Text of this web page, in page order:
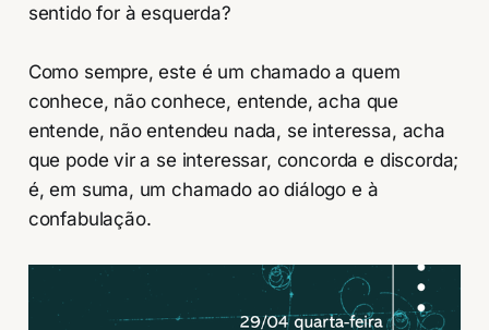
sentido for à esquerda?
Como sempre, este é um chamado a quem
conhece, não conhece, entende, acha que
entende, não entendeu nada, se interessa, acha
que pode vir a se interessar, concorda e discorda;
é, em suma, um chamado ao diálogo e à
confabulação.